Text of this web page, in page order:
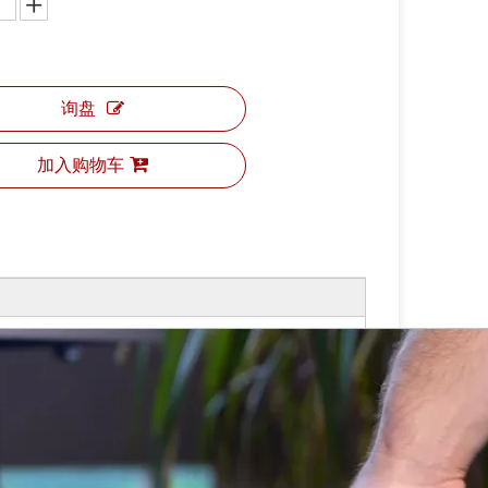
询盘
加入购物车